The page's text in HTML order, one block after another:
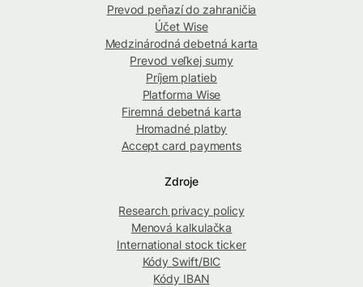
Prevod peňazí do zahraničia
Účet Wise
Medzinárodná debetná karta
Prevod veľkej sumy
Príjem platieb
Platforma Wise
Firemná debetná karta
Hromadné platby
Accept card payments
Zdroje
Research privacy policy
Menová kalkulačka
International stock ticker
Kódy Swift/BIC
Kódy IBAN